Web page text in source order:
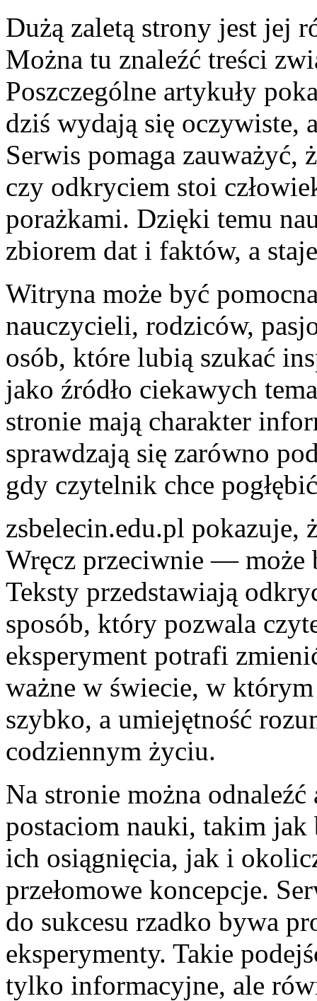
Dużą zaletą strony jest jej
Można tu znaleźć treści
Poszczególne artykuły
dziś wydają się oczywiste,
Serwis pomaga zauważyć,
czy odkryciem stoi
porażkami. Dzięki temu
zbiorem dat i faktów, a
Witryna może być
nauczycieli, rodziców,
osób, które lubią szukać
jako źródło ciekawych
stronie mają charakter
sprawdzają się zarówno
gdy czytelnik chce
zsbelecin.edu.pl pokazuje,
Wręcz przeciwnie — może
Teksty przedstawiają
sposób, który pozwala
eksperyment potrafi
ważne w świecie, w
szybko, a umiejętność
codziennym życiu.
Na stronie można
postaciom nauki, takim jak
ich osiągnięcia, jak i
przełomowe koncepcje.
do sukcesu rzadko bywa
eksperymenty. Takie
tylko informacyjne, ale